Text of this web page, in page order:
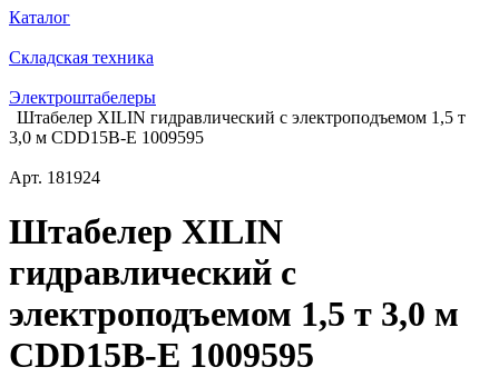
Каталог
Складская техника
Электроштабелеры
Штабелер XILIN гидравлический с электроподъемом 1,5 т
3,0 м CDD15B-E 1009595
Арт. 181924
Штабелер XILIN
гидравлический с
электроподъемом 1,5 т 3,0 м
CDD15B-E 1009595